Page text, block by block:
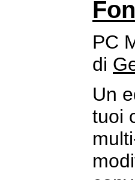
PC
di
Un
tuoi